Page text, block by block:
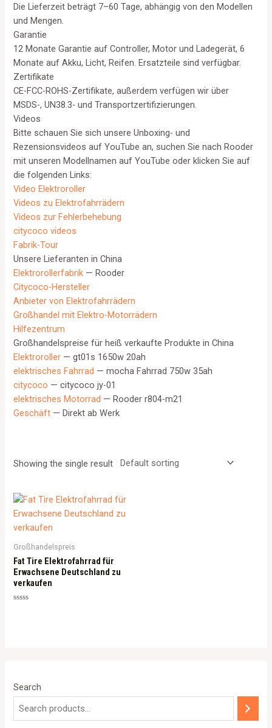
Search
Die Lieferzeit beträgt 7–60 Tage, abhängig von den Modellen
und Mengen.
Garantie
12 Monate Garantie auf Controller, Motor und Ladegerät, 6
Monate auf Akku, Licht, Reifen. Ersatzteile sind verfügbar.
Zertifikate
CE-FCC-ROHS-Zertifikate, außerdem verfügen wir über
MSDS-, UN38.3- und Transportzertifizierungen.
Videos
Bitte schauen Sie sich unsere Unboxing- und
Rezensionsvideos auf YouTube an, suchen Sie nach Rooder
mit unseren Modellnamen auf YouTube oder klicken Sie auf
die folgenden Links:
Video Elektroroller
Videos zu Elektrofahrrädern
Videos zur Fehlerbehebung
citycoco videos
Fabrik-Tour
Unsere Lieferanten in China
Elektrorollerfabrik — Rooder
Citycoco-Hersteller
Anbieter von Elektrofahrrädern
Großhandel mit Elektro-Motorrädern
Hilfezentrum
Großhandelspreise für heiß verkaufte Produkte in China
Elektroroller — gt01s 1650w 20ah
elektrisches Fahrrad — mocha Fahrrad 750w 35ah
citycoco — citycoco jy-01
elektrisches Motorrad — Rooder r804-m21
Geschäft — Direkt ab Werk
Showing the single result
Großhandelspreis
Fat Tire Elektrofahrrad für
Erwachsene Deutschland zu
verkaufen